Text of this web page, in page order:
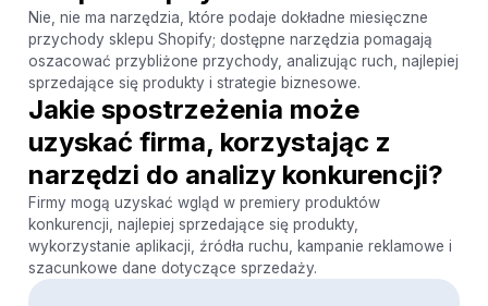
Nie, nie ma narzędzia, które podaje dokładne miesięczne
przychody sklepu Shopify; dostępne narzędzia pomagają
oszacować przybliżone przychody, analizując ruch, najlepiej
sprzedające się produkty i strategie biznesowe.
Jakie spostrzeżenia może
uzyskać firma, korzystając z
narzędzi do analizy konkurencji?
Firmy mogą uzyskać wgląd w premiery produktów
konkurencji, najlepiej sprzedające się produkty,
wykorzystanie aplikacji, źródła ruchu, kampanie reklamowe i
szacunkowe dane dotyczące sprzedaży.